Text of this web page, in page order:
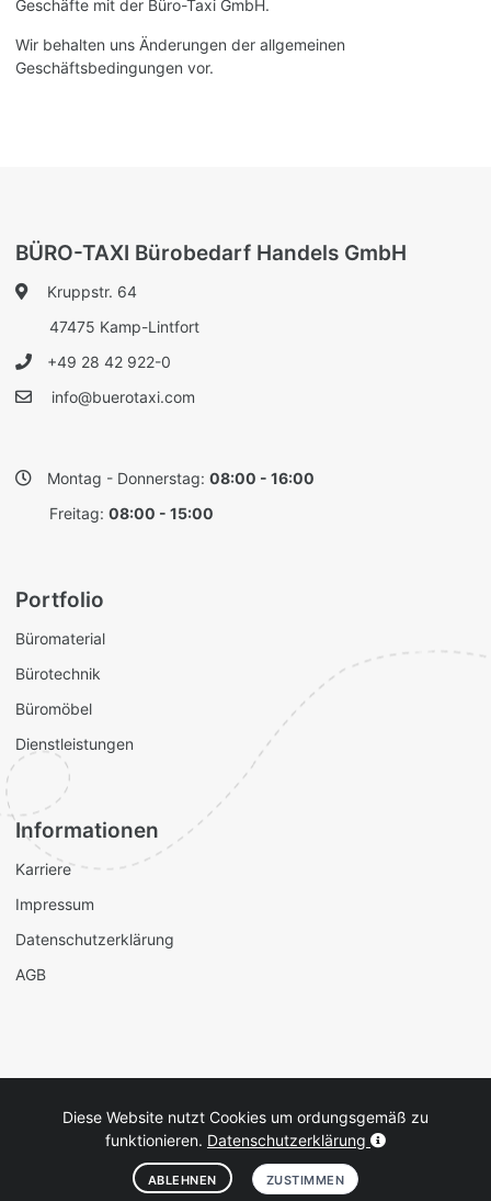
Geschäfte mit der Büro-Taxi GmbH.
Wir behalten uns Änderungen der allgemeinen
Geschäftsbedingungen vor.
BÜRO-TAXI Bürobedarf Handels GmbH
Kruppstr. 64
47475 Kamp-Lintfort
+49 28 42 922-0
info@buerotaxi.com
Montag - Donnerstag: 08:00 - 16:00
Freitag: 08:00 - 15:00
Portfolio
Büromaterial
Bürotechnik
Büromöbel
Dienstleistungen
Informationen
Karriere
Impressum
Datenschutzerklärung
AGB
Fachhändler für Bürobedarf - für Geschäftskunden - © 2025
Diese Website nutzt Cookies um ordungsgemäß zu
funktionieren. Datenschutzerklärung
ABLEHNEN ZUSTIMMEN